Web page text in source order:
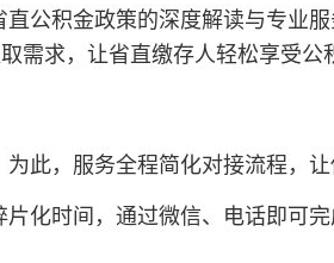
公积金政策的深度解读与专业
需求，让省直缴存人轻松享受公
此，服务全程简化对接流程，让
化时间，通过微信、电话即可